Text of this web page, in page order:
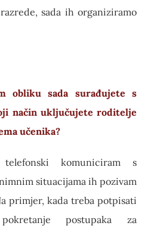
sada ih organiziramo
obliku sada surađujete s
način uključujete roditelje
učenika?
komuniciram s
situacijama ih pozivam
primjer, kada treba potpisati
postupaka za